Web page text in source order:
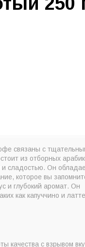
связаны с
из отборных
и сладостью. Он
которое вы
и глубокий аромат. Он
как капуччино и
качества с взрывом